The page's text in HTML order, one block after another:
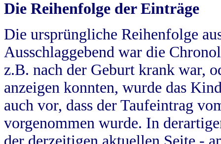
Die Reihenfolge der Einträge
Die ursprüngliche Reihenfolge
Ausschlaggebend war die
z.B. nach der Geburt krank war,
anzeigen konnten, wurde das
auch vor, dass der Taufeintrag
vorgenommen wurde. In